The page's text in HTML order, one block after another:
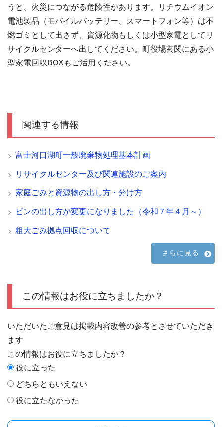
うと、火災につながる危険性があります。リチウムイオン
電池製品（モバイルバッテリー、スマートフォン等）は不
燃ゴミとして出さず、資源化物もしくは小型家電としてリ
サイクルセンターへ出してください。町役場玄関にある小
型家電回収BOXもご活用ください。
関連する情報
富士河口湖町一般廃棄物処理基本計画
リサイクルセンター及び関連施設のご案内
家庭ごみと資源物の出し方・分け方
ビンの出し方が変更になりました（令和７年４月～）
粗大ごみ拠点回収について
さらに見る
この情報はお役に立ちましたか？
いただいたご意見は掲載内容改善の参考とさせていただき
ます
この情報はお役に立ちましたか？
役に立った
どちらともいえない
役に立たなかった